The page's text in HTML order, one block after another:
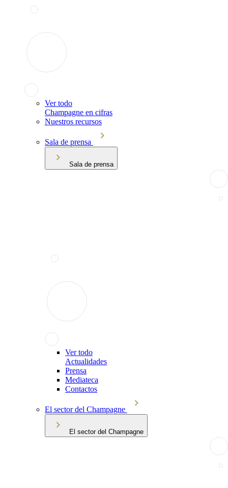
Ver todo
Champagne en cifras
Nuestros recursos
Sala de prensa
Sala de prensa
Ver todo
Actualidades
Prensa
Mediateca
Contactos
El sector del Champagne
El sector del Champagne